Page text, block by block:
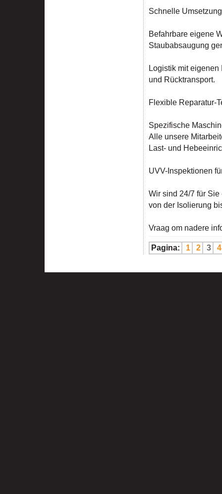
Schnelle
Befahrbare eigene
Staubabsaugung
Logistik mit
und Rücktransport.
Flexible Reparatur-
Spezifische
Alle unsere
Last- und
UVV-Inspektionen
Wir sind 24/7 für
von der Isolierung
Vraag om nadere
Pagina: 1 2 3 4